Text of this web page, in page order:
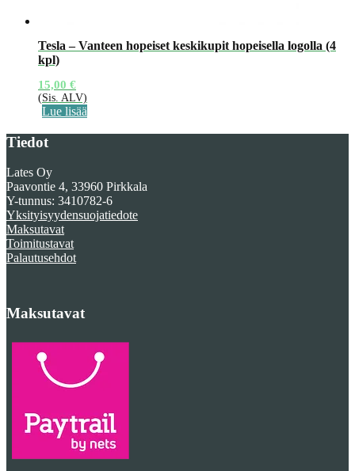
Tesla – Vanteen hopeiset keskikupit hopeisella logolla (4
kpl)
15,00 €
(Sis. ALV)
Lue lisää
Tiedot
Lates Oy
Paavontie 4, 33960 Pirkkala
Y-tunnus: 3410782-6
Yksityisyydensuojatiedote
Maksutavat
Toimitustavat
Palautusehdot
Maksutavat